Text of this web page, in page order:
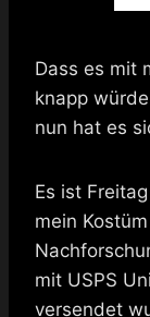
Dass es mit
knapp
nun hat es
Es ist
mein
mit USPS
versendet